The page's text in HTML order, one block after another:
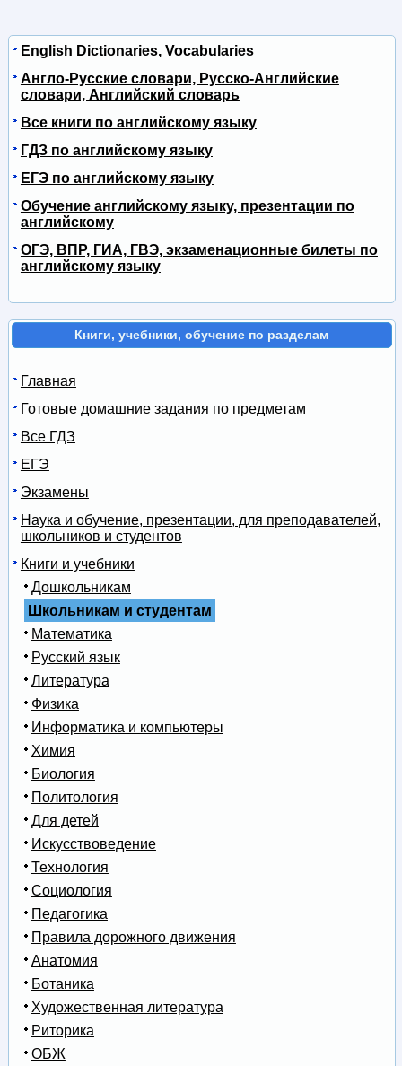
English Dictionaries, Vocabularies
Англо-Русские словари, Русско-Английские
словари, Английский словарь
Все книги по английскому языку
ГДЗ по английскому языку
ЕГЭ по английскому языку
Обучение английскому языку, презентации по
английскому
ОГЭ, ВПР, ГИА, ГВЭ, экзаменационные билеты по
английскому языку
Книги, учебники, обучение по разделам
Главная
Готовые домашние задания по предметам
Все ГДЗ
ЕГЭ
Экзамены
Наука и обучение, презентации, для преподавателей,
школьников и студентов
Книги и учебники
Дошкольникам
Школьникам и студентам
Математика
Русский язык
Литература
Физика
Информатика и компьютеры
Химия
Биология
Политология
Для детей
Искусствоведение
Технология
Социология
Педагогика
Правила дорожного движения
Анатомия
Ботаника
Художественная литература
Риторика
ОБЖ